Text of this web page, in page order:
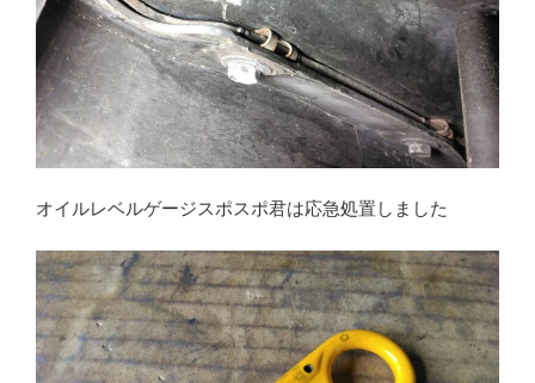
オイルレベルゲージスポスポ君は応急処置しました